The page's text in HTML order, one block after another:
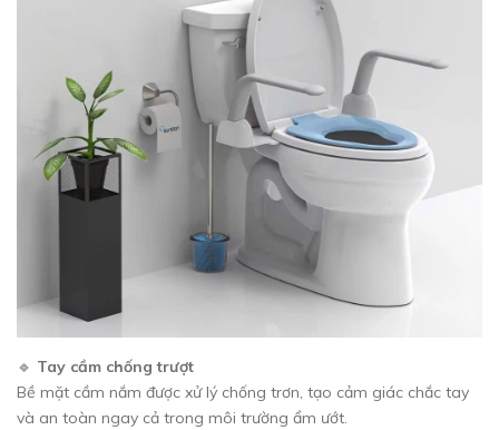
🔹 Tay cầm chống trượt
Bề mặt cầm nắm được xử lý chống trơn, tạo cảm giác chắc tay
và an toàn ngay cả trong môi trường ẩm ướt.